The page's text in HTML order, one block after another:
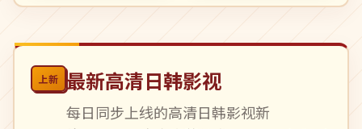
上新 最新高清日韩影视
每日同步上线的高清日韩影视新